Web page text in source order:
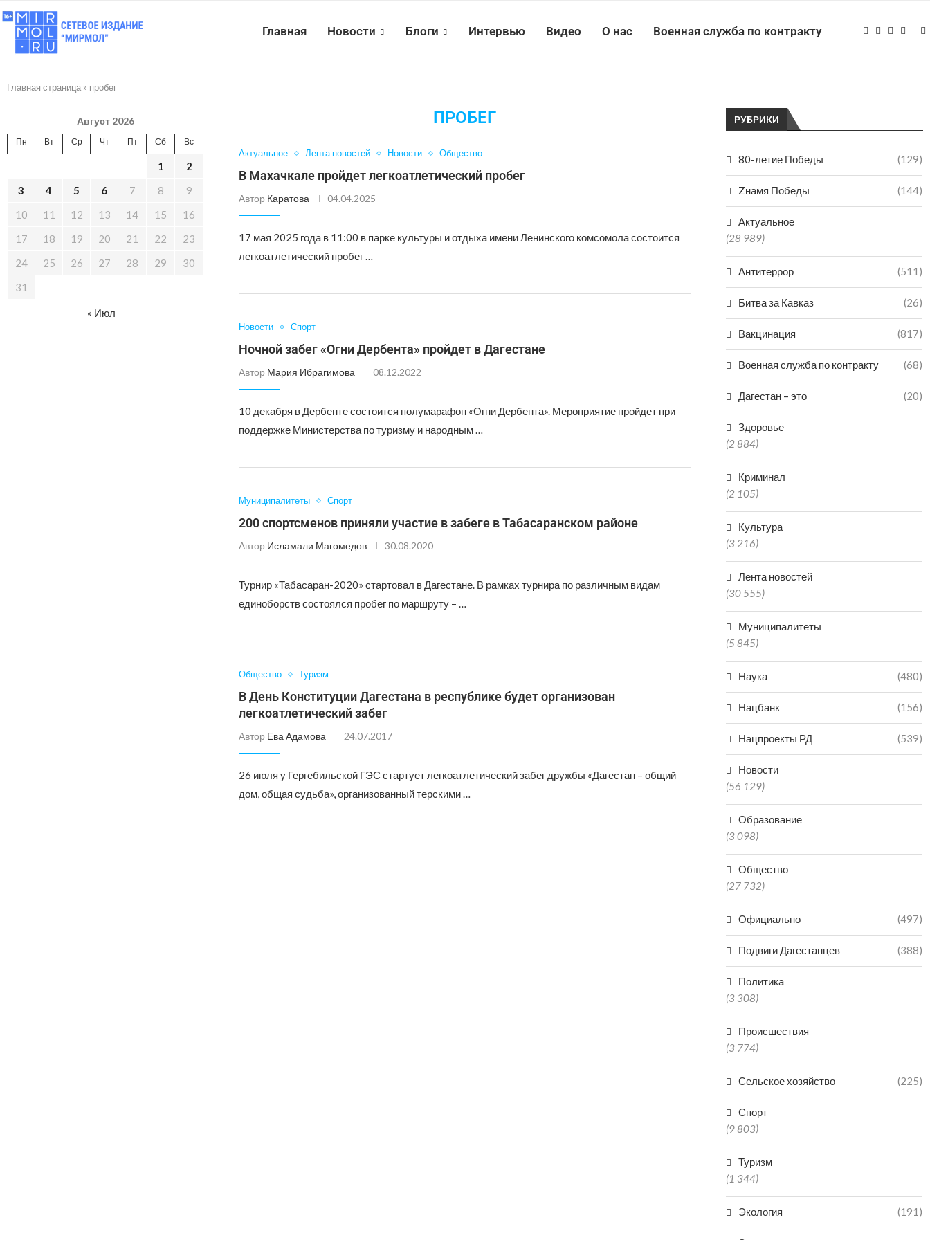
Главная Новости Блоги Интервью Видео О нас Военная служба по контракту
Главная страница » пробег
ПРОБЕГ
Актуальное Лента новостей Новости Общество
В Махачкале пройдет легкоатлетический пробег
Автор Каратова 04.04.2025
17 мая 2025 года в 11:00 в парке культуры и отдыха имени Ленинского комсомола состоится
легкоатлетический пробег …
Новости Спорт
Ночной забег «Огни Дербента» пройдет в Дагестане
Автор Мария Ибрагимова 08.12.2022
10 декабря в Дербенте состоится полумарафон «Огни Дербента». Мероприятие пройдет при
поддержке Министерства по туризму и народным …
Муниципалитеты Спорт
200 спортсменов приняли участие в забеге в Табасаранском районе
Автор Исламали Магомедов 30.08.2020
Турнир «Табасаран-2020» стартовал в Дагестане. В рамках турнира по различным видам
единоборств состоялся пробег по маршруту – …
Общество Туризм
В День Конституции Дагестана в республике будет организован
легкоатлетический забег
Автор Ева Адамова 24.07.2017
26 июля у Гергебильской ГЭС стартует легкоатлетический забег дружбы «Дагестан – общий
дом, общая судьба», организованный терскими …
РУБРИКИ
80-летие Победы (129)
Zнамя Победы (144)
Актуальное
(28 989)
Антитеррор (511)
Битва за Кавказ (26)
Вакцинация (817)
Военная служба по контракту (68)
Дагестан – это (20)
Здоровье
(2 884)
Криминал
(2 105)
Культура
(3 216)
Лента новостей
(30 555)
Муниципалитеты
(5 845)
Наука (480)
Нацбанк (156)
Нацпроекты РД (539)
Новости
(56 129)
Образование
(3 098)
Общество
(27 732)
Официально (497)
Подвиги Дагестанцев (388)
Политика
(3 308)
Происшествия
(3 774)
Сельское хозяйство (225)
Спорт
(9 803)
Туризм
(1 344)
Экология (191)
Август 2026
Пн Вт Ср Чт Пт Сб Вс
1
2
3
4 5 6 7 8
9
10
11 12 13 14 15
16
17
18 19 20 21 22
23
24
25 26 27 28 29
30
31
« Июл